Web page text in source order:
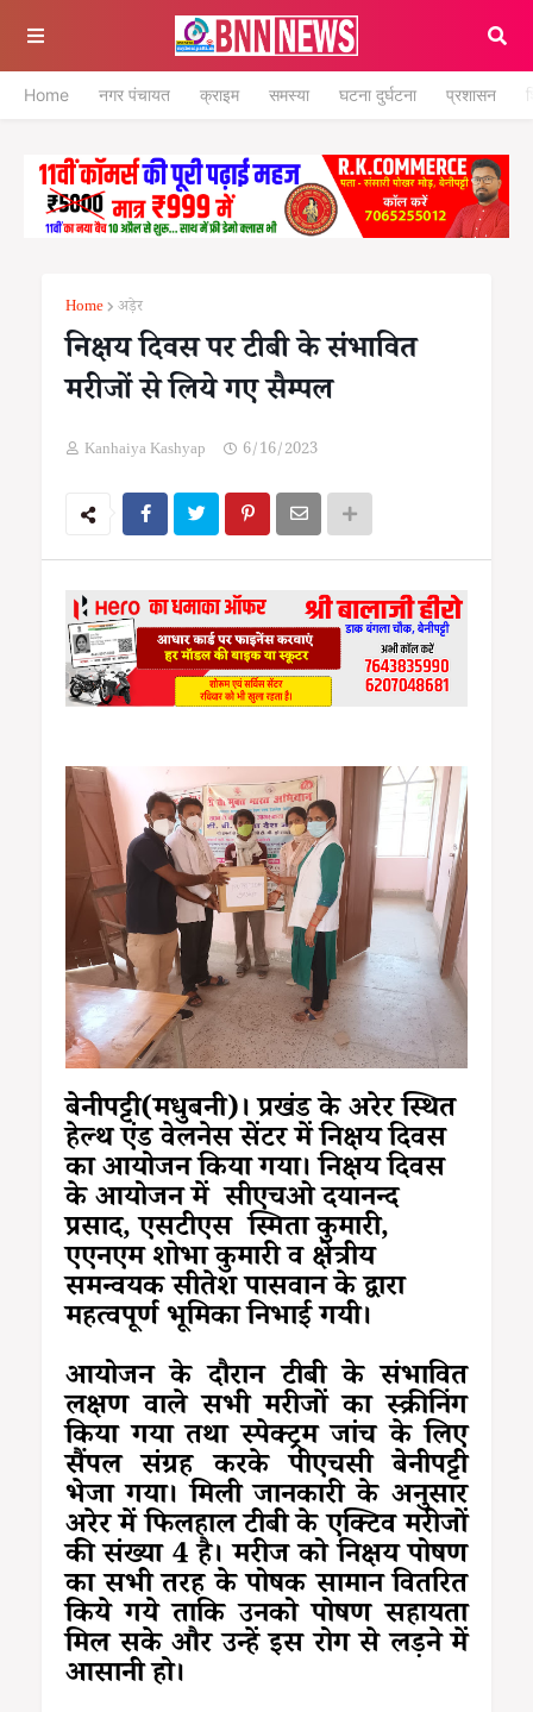
Home नगर पंचायत क्राइम समस्या घटना दुर्घटना प्रशासन
Home अड़ेर
निक्षय दिवस पर टीबी के संभावित
मरीजों से लिये गए सैम्पल
Kanhaiya Kashyap 6/16/2023
बेनीपट्टी(मधुबनी)। प्रखंड के अरेर स्थित
हेल्थ एंड वेलनेस सेंटर में निक्षय दिवस
का आयोजन किया गया। निक्षय दिवस
के आयोजन में सीएचओ दयानन्द
प्रसाद, एसटीएस स्मिता कुमारी,
एएनएम शोभा कुमारी व क्षेत्रीय
समन्वयक सीतेश पासवान के द्वारा
महत्वपूर्ण भूमिका निभाई गयी।
आयोजन के दौरान टीबी के संभावित
लक्षण वाले सभी मरीजों का स्क्रीनिंग
किया गया तथा स्पेक्ट्रम जांच के लिए
सैंपल संग्रह करके पीएचसी बेनीपट्टी
भेजा गया। मिली जानकारी के अनुसार
अरेर में फिलहाल टीबी के एक्टिव मरीजों
की संख्या 4 है। मरीज को निक्षय पोषण
का सभी तरह के पोषक सामान वितरित
किये गये ताकि उनको पोषण सहायता
मिल सके और उन्हें इस रोग से लड़ने में
आसानी हो।